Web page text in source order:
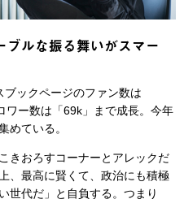
ルな振る舞いがスマー
ックページのファン数は
ワー数は「69k」まで成長。今年
めている。
きおろすコーナーとアレックだ
、最高に賢くて、政治にも積極
世代だ」と自負する。つまり